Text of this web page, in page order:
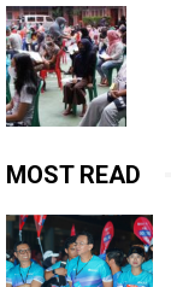
MOST READ